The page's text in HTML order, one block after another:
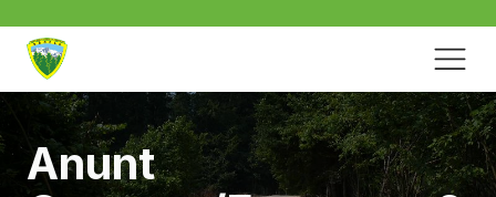
Anunt